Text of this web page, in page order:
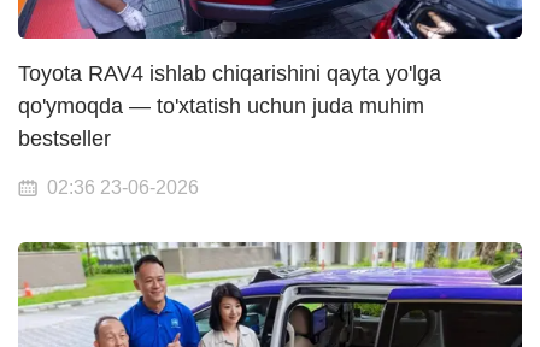
Toyota RAV4 ishlab chiqarishini qayta yo'lga
qo'ymoqda — to'xtatish uchun juda muhim
bestseller
02:36 23-06-2026